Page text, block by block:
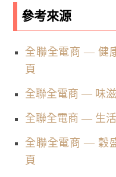
參考來源
全聯全電商 — 健
頁
全聯全電商 — 味
全聯全電商 — 生
全聯全電商 — 穀
頁